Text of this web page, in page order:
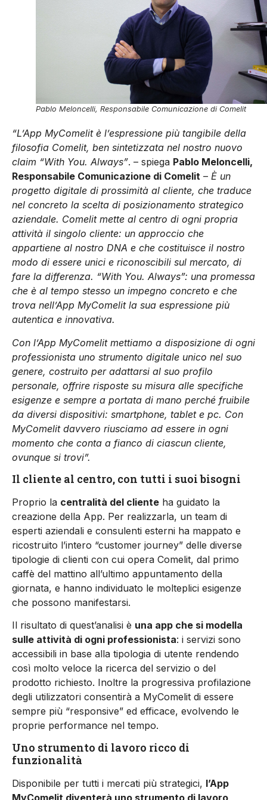
Pablo Meloncelli, Responsabile Comunicazione di Comelit
“L’App MyComelit è l’espressione più tangibile della
filosofia Comelit, ben sintetizzata nel nostro nuovo
claim “With You. Always”. – spiega Pablo Meloncelli,
Responsabile Comunicazione di Comelit – È un
progetto digitale di prossimità al cliente, che traduce
nel concreto la scelta di posizionamento strategico
aziendale. Comelit mette al centro di ogni propria
attività il singolo cliente: un approccio che
appartiene al nostro DNA e che costituisce il nostro
modo di essere unici e riconoscibili sul mercato, di
fare la differenza. “With You. Always”: una promessa
che è al tempo stesso un impegno concreto e che
trova nell’App MyComelit la sua espressione più
autentica e innovativa.
Con l’App MyComelit mettiamo a disposizione di ogni
professionista uno strumento digitale unico nel suo
genere, costruito per adattarsi al suo profilo
personale, offrire risposte su misura alle specifiche
esigenze e sempre a portata di mano perché fruibile
da diversi dispositivi: smartphone, tablet e pc. Con
MyComelit davvero riusciamo ad essere in ogni
momento che conta a fianco di ciascun cliente,
ovunque si trovi”.
Il cliente al centro, con tutti i suoi bisogni
Proprio la centralità del cliente ha guidato la
creazione della App. Per realizzarla, un team di
esperti aziendali e consulenti esterni ha mappato e
ricostruito l’intero “customer journey” delle diverse
tipologie di clienti con cui opera Comelit, dal primo
caffè del mattino all’ultimo appuntamento della
giornata, e hanno individuato le molteplici esigenze
che possono manifestarsi.
Il risultato di quest’analisi è una app che si modella
sulle attività di ogni professionista: i servizi sono
accessibili in base alla tipologia di utente rendendo
così molto veloce la ricerca del servizio o del
prodotto richiesto. Inoltre la progressiva profilazione
degli utilizzatori consentirà a MyComelit di essere
sempre più “responsive” ed efficace, evolvendo le
proprie performance nel tempo.
Uno strumento di lavoro ricco di
funzionalità
Disponibile per tutti i mercati più strategici, l’App
MyComelit diventerà uno strumento di lavoro